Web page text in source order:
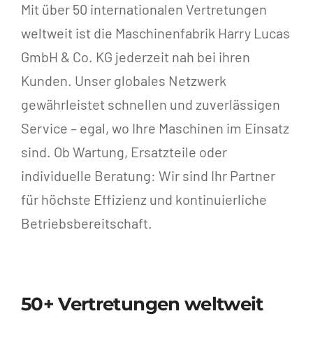
Mit über 50 internationalen Vertretungen
weltweit ist die Maschinenfabrik Harry Lucas
GmbH & Co. KG jederzeit nah bei ihren
Kunden. Unser globales Netzwerk
gewährleistet schnellen und zuverlässigen
Service – egal, wo Ihre Maschinen im Einsatz
sind. Ob Wartung, Ersatzteile oder
individuelle Beratung: Wir sind Ihr Partner
für höchste Effizienz und kontinuierliche
Betriebsbereitschaft.
50+ Vertretungen weltweit